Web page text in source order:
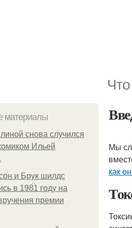
материалы
снова случился
Ильей
и Брук шилдс
в 1981 году на
премии
Мы
как